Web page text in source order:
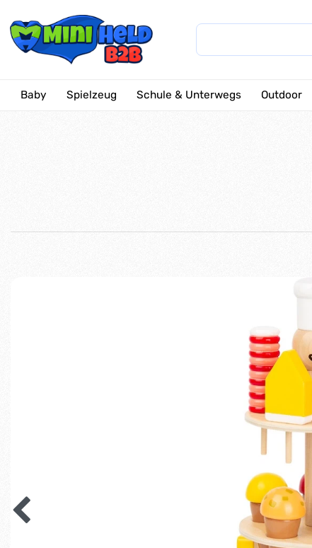
Baby Spielzeug Schule & Unterwegs Outdoor